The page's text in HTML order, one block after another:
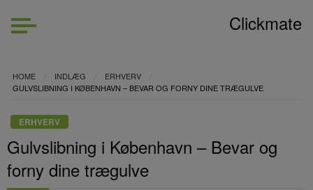
Clickmate
HOME INDLÆG
ERHVERV
GULVSLIBNING I KØBENHAVN – BEVAR OG FORNY DINE TRÆGULVE
ERHVERV
Gulvslibning i København – Bevar og
forny dine trægulve